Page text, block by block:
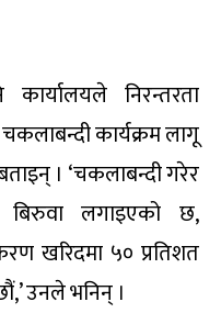
निरन्तरता
कार्यक्रम लागू
। ‘चकलाबन्दी गरेर
लगाइएको छ,
खरिदमा ५० प्रतिशत
उनले भनिन् ।